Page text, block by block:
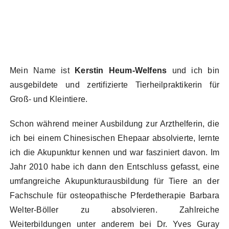
Mein Name ist Kerstin Heum-Welfens und ich bin
ausgebildete und zertifizierte Tierheilpraktikerin für
Groß- und Kleintiere.
Schon während meiner Ausbildung zur Arzthelferin, die
ich bei einem Chinesischen Ehepaar absolvierte, lernte
ich die Akupunktur kennen und war fasziniert davon. Im
Jahr 2010 habe ich dann den Entschluss gefasst, eine
umfangreiche Akupunkturausbildung für Tiere an der
Fachschule für osteopathische Pferdetherapie Barbara
Welter-Böller zu absolvieren. Zahlreiche
Weiterbildungen unter anderem bei Dr. Yves Guray